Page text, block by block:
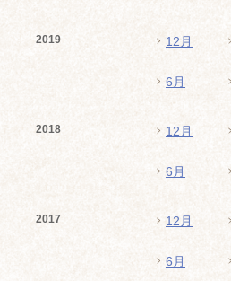
2019 12月
6月
2018 12月
6月
2017 12月
6月